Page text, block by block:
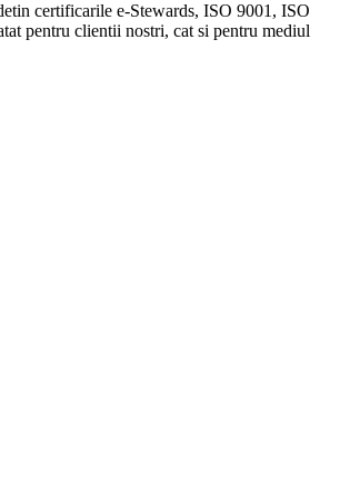
certificarile e-Stewards, ISO 9001, ISO
pentru clientii nostri, cat si pentru mediul